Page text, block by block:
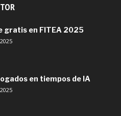
gratis en FITEA 2025
en tiempos de IA